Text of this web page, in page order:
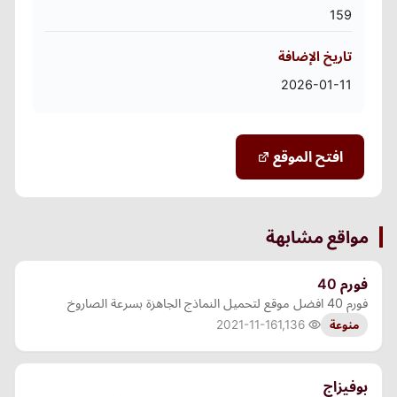
159
تاريخ الإضافة
2026-01-11
افتح الموقع
مواقع مشابهة
فورم 40
فورم 40 افضل موقع لتحميل النماذج الجاهزة بسرعة الصاروخ
منوعة 2021-11-16
بوفيزاج